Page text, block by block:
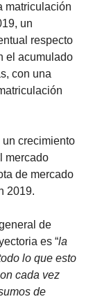
matriculación
un
respecto
el acumulado
con una
un crecimiento
mercado
de mercado
2019.
de
es “la
lo que esto
cada vez
de